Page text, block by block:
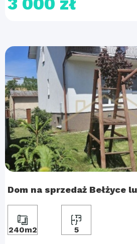
Dom na sprzedaż Bełżyce
240m2 5